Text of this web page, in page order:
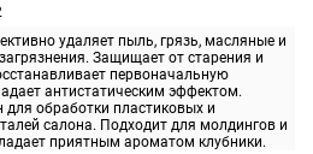
удаляет пыль, грязь, масляные и
Защищает от старения и
первоначальную
антистатическим эффектом.
для обработки пластиковых и
салона. Подходит для молдингов и
приятным ароматом клубники.